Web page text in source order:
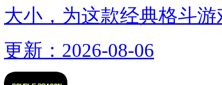
大小，为这款经典格斗
更新： 2026-08-06